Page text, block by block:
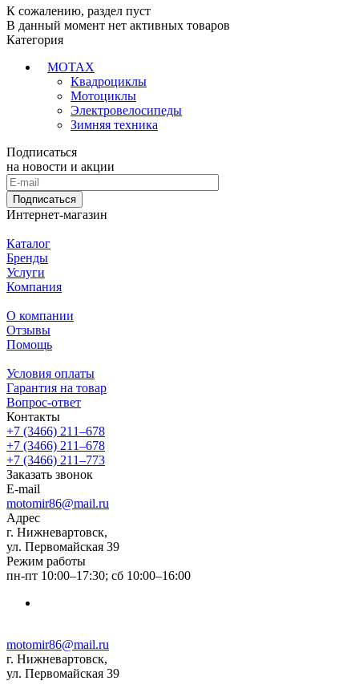
К сожалению, раздел пуст
В данный момент нет активных товаров
Категория
MOTAX
Квадроциклы
Мотоциклы
Электровелосипеды
Зимняя техника
Подписаться
на новости и акции
Подписаться
Интернет-магазин
Каталог
Бренды
Услуги
Компания
О компании
Отзывы
Помощь
Условия оплаты
Гарантия на товар
Вопрос-ответ
Контакты
+7 (3466) 211‒678
+7 (3466) 211‒678
+7 (3466) 211‒773
Заказать звонок
E-mail
motomir86@mail.ru
Адрес
г. Нижневартовск,
ул. Первомайская 39
Режим работы
пн-пт 10:00–17:30; сб 10:00–16:00
motomir86@mail.ru
г. Нижневартовск,
ул. Первомайская 39